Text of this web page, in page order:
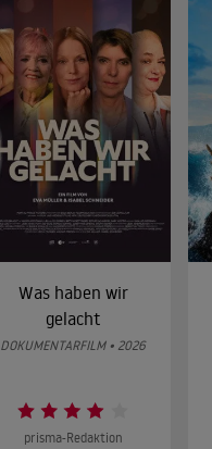
Was haben wir
gelacht
DOKUMENTARFILM • 2026
prisma-Redaktion